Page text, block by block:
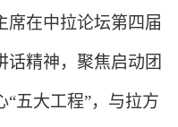
席在中拉论坛第四届
话精神，聚焦启动团
五大工程”，与拉方